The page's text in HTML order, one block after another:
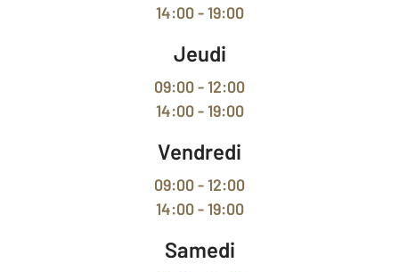
14:00 - 19:00
Jeudi
09:00 - 12:00
14:00 - 19:00
Vendredi
09:00 - 12:00
14:00 - 19:00
Samedi